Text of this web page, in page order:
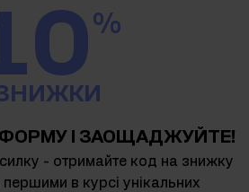
%
І ЗАОЩАДЖУЙТЕ!
- отримайте код на знижку
в курсі унікальних